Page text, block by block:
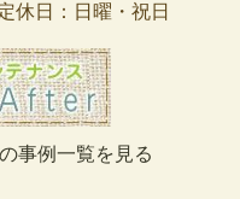
休日：日曜・祝日
事例一覧を見る